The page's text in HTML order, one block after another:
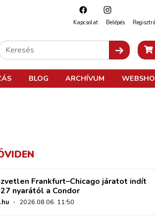
Kapcsolat Belépés
BLOG ARCHÍVUM
Frankfurt–Chicago járatot indít
nyarától a Condor
· 2026.08.06. 11:50